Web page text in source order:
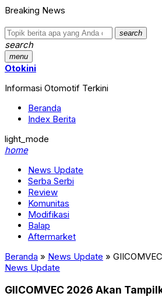
Breaking News
search
search
menu
Otokini
Informasi Otomotif Terkini
Beranda
Index Berita
light_mode
home
News Update
Serba Serbi
Review
Komunitas
Modifikasi
Balap
Aftermarket
Beranda » News Update »
News Update
GIICOMVEC 2026 Akan